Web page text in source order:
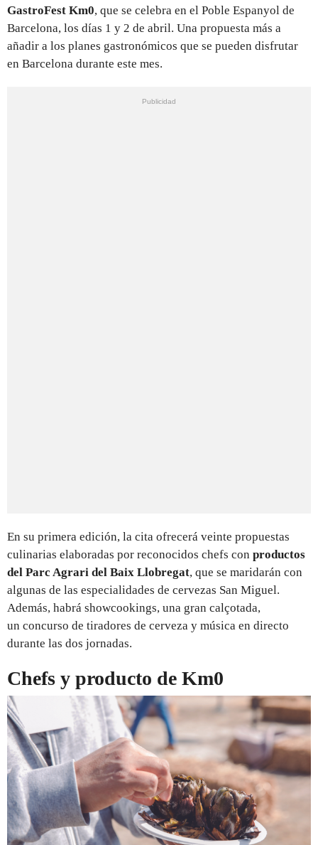
GastroFest Km0, que se celebra en el Poble Espanyol de
Barcelona, los días 1 y 2 de abril. Una propuesta más a
añadir a los planes gastronómicos que se pueden disfrutar
en Barcelona durante este mes.
En su primera edición, la cita ofrecerá veinte propuestas
culinarias elaboradas por reconocidos chefs con productos
del Parc Agrari del Baix Llobregat, que se maridarán con
algunas de las especialidades de cervezas San Miguel.
Además, habrá showcookings, una gran calçotada,
un concurso de tiradores de cerveza y música en directo
durante las dos jornadas.
Chefs y producto de Km0